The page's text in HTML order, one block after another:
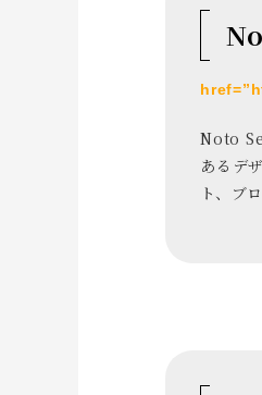
Noto
あるデ
ト、ブ